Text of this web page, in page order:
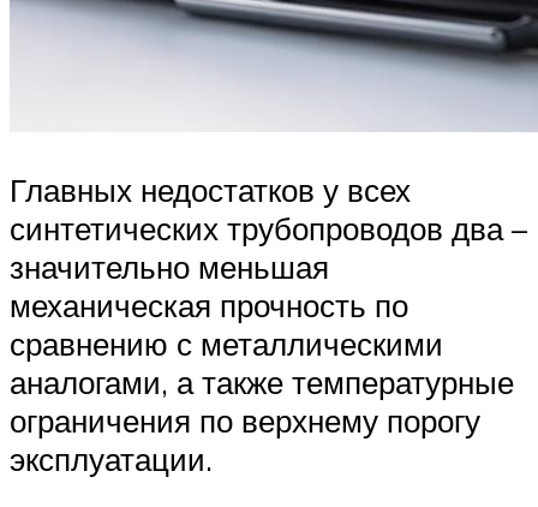
Главных недостатков у всех
синтетических трубопроводов два –
значительно меньшая
механическая прочность по
сравнению с металлическими
аналогами, а также температурные
ограничения по верхнему порогу
эксплуатации.